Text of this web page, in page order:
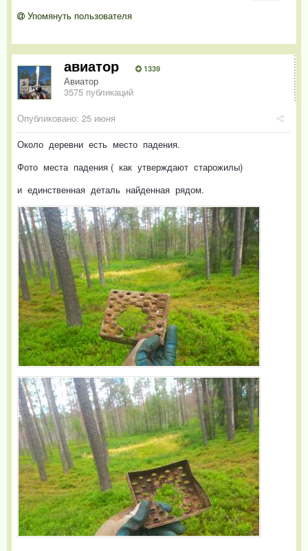
Упомянуть пользователя
авиатор 1339
Авиатор
3575 публикаций
Опубликовано: 25 июня
Около деревни есть место падения.
Фото места падения ( как утверждают старожилы)
и единственная деталь найденная рядом.